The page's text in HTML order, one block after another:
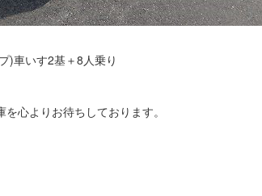
車いす2基＋8人乗り
心よりお待ちしております。